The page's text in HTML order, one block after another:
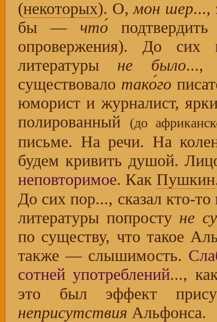
(некоторых). О,мон шер...,
бы — что́
опровержения). До
литературы не было...,
существовало тако́го
юморист и журналист,
полированный
(до
письме. На речи. На
будем кривить душой.
неповторимое. Как Пушкин
До сих пор..., сказал кто-
литературы попросту не
по существу, что такое
также — слышимость.
сотней употреблений...,
это был эффект
неприсутствия Альфонса.